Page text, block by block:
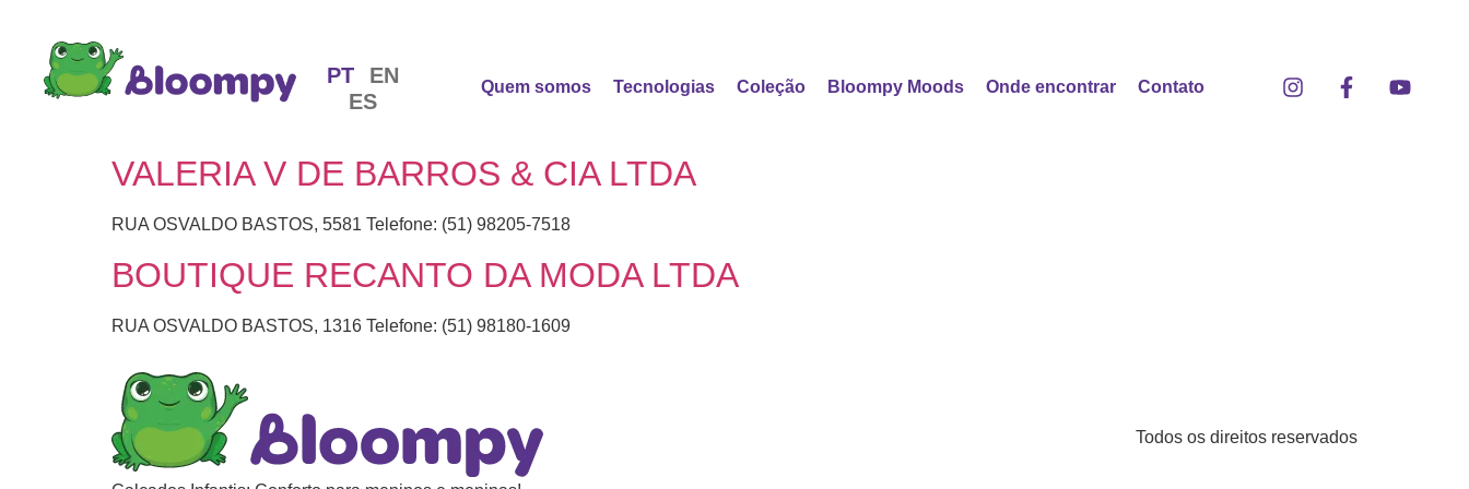
PT
EN
ES
Quem somos Tecnologias Coleção Bloompy Moods Onde encontrar Contato
VALERIA V DE BARROS & CIA LTDA
RUA OSVALDO BASTOS, 5581 Telefone: (51) 98205-7518
BOUTIQUE RECANTO DA MODA LTDA
RUA OSVALDO BASTOS, 1316 Telefone: (51) 98180-1609
Todos os direitos reservados